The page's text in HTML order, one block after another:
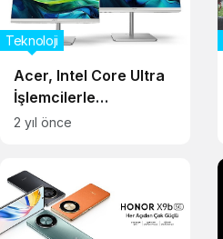
Acer, Intel Core Ultra
İşlemcilerle
Güçlendirilen İlk
Aspire C Serisi
Masaüstü
Bilgisayarlarını
Teknoloji
2 yıl önce